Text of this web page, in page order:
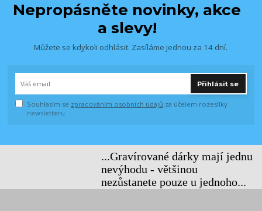
Nepropásněte novinky, akce
a slevy!
Můžete se kdykoli odhlásit. Zasíláme jednou za 14 dní.
Přihlásit se
Souhlasím se zpracováním osobních údajů za účelem rozesílky
newsletteru.
...Gravírované dárky mají jednu
nevýhodu - většinou
nezůstanete pouze u jednoho...